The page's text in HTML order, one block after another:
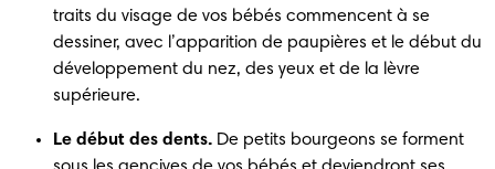
traits du visage de vos bébés commencent à se
dessiner, avec l’apparition de paupières et le début du
développement du nez, des yeux et de la lèvre
supérieure.
Le début des dents. De petits bourgeons se forment